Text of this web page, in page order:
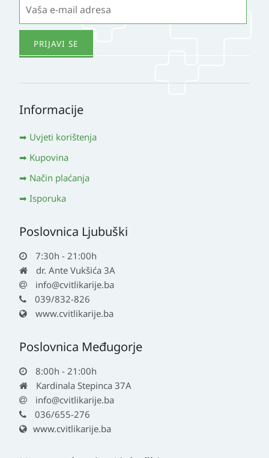
Informacije
Uvjeti korištenja
Kupovina
Način plaćanja
Isporuka
Poslovnica Ljubuški
7:30h - 21:00h
dr. Ante Vukšića 3A
info@cvitlikarije.ba
039/832-826
www.cvitlikarije.ba
Poslovnica Međugorje
8:00h - 21:00h
Kardinala Stepinca 37A
info@cvitlikarije.ba
036/655-276
www.cvitlikarije.ba